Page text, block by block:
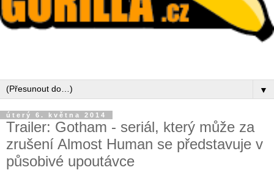
▼
úterý 6. května 2014
Trailer: Gotham - seriál, který může za
zrušení Almost Human se představuje v
působivé upoutávce